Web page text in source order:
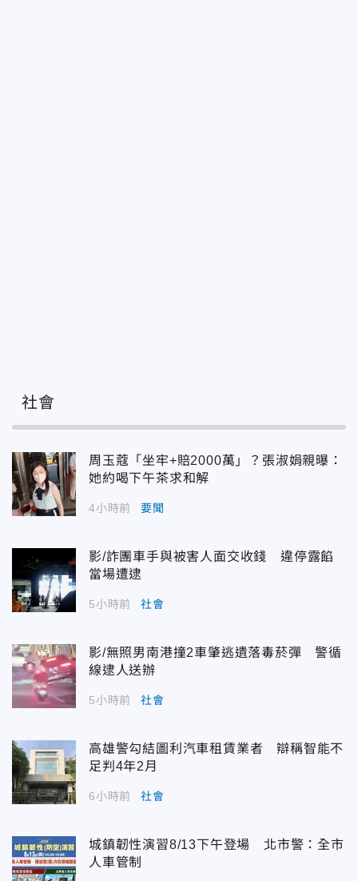
社會
周玉蔻「坐牢+賠2000萬」？張淑娟親曝：
她約喝下午茶求和解
4小時前 要聞
影/詐團車手與被害人面交收錢 違停露餡
當場遭逮
5小時前 社會
影/無照男南港撞2車肇逃遺落毒菸彈 警循
線逮人送辦
5小時前 社會
高雄警勾結圖利汽車租賃業者 辯稱智能不
足判4年2月
6小時前 社會
城鎮韌性演習8/13下午登場 北市警：全市
人車管制